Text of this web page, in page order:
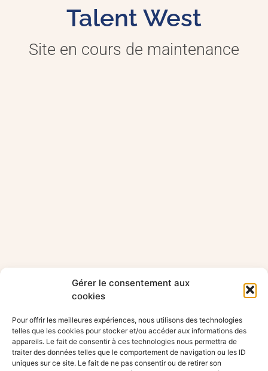
Gérer le consentement aux
cookies
Pour offrir les meilleures expériences, nous utilisons des technologies
telles que les cookies pour stocker et/ou accéder aux informations des
appareils. Le fait de consentir à ces technologies nous permettra de
traiter des données telles que le comportement de navigation ou les ID
uniques sur ce site. Le fait de ne pas consentir ou de retirer son
Talent West
Site en cours de maintenance